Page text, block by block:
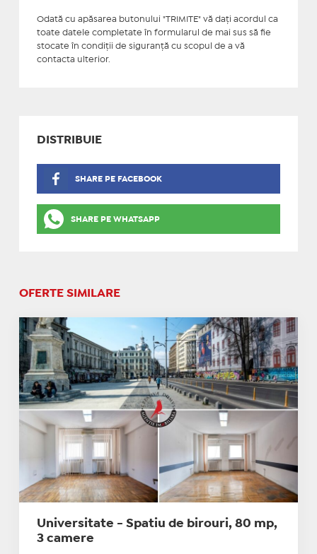
Odată cu apăsarea butonului "TRIMITE" vă daţi acordul ca
toate datele completate în formularul de mai sus să fie
stocate în condiţii de siguranţă cu scopul de a vă
contacta ulterior.
DISTRIBUIE
SHARE PE FACEBOOK
SHARE PE WHATSAPP
OFERTE SIMILARE
Universitate - Spatiu de birouri, 80 mp,
3 camere